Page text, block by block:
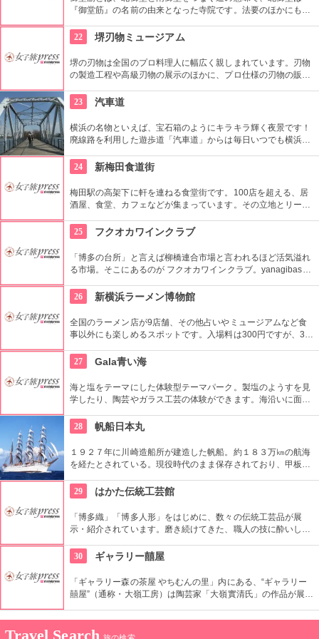
『御堂筋』の名前の由来となった寺院です。法要のほかにもさ
が集まります。夏は盆踊りが開催され、御堂筋に音頭が響きま
す。
22 堺刃物ミュージアム
堺の刃物は全国のプロ料理人に幅広く親しまれています。刃物
の製造工程や高級刃物の展示のほかに、プロ仕様の刃物の販売
入っている時期に行くと、「まずは道具から、形から」と、張
り切って買ってしまいそう。
23 汽車道
横浜の名物といえば、宝石箱のようにキラキラ輝く夜景です！
廃線路を利用した遊歩道「汽車道」からは毎日いつでも横浜な
るので、お気に入りのポイントでゆっくり過ごしてください！
24 新梅田食道街
梅田駅の高架下に軒を連ねる食堂街です。100店を超える、居
酒屋、食堂、カフェなどが集まっています。その立地とリーズ
気です。アクセス抜群なので、帰りの時間も気にせずハシゴし
てしまうかも！？
25 フクオカワインクラブ
「博多の台所」と言えば柳橋連合市場と言われるほど活気溢れ
る市場。そこにあるのが フクオカワインクラブ。yanagibashi
26
新横浜ラーメン博物館
全国のラーメン店が9店舗、その他占いやミュージアムなど食
事以外にも楽しめるスポットです。入場料は300円ですが、3か
ン好きにおすすめです。
27 Gala青い海
海と塩をテーマにした体験型テーマパーク。製塩のようすを見
学したり、陶芸やガラス工芸の体験ができます。海沿いに面し
設です。
28 帆船日本丸
１９２７年に川崎造船所が建造した帆船。約１８３万㎞の航海
を経たとされている。現役時代のまま保存されており、甲板や
２回の総帆展帆ではすべての帆を広げ、見もの。
29 はかた伝統工芸館
「博多織」「博多人形」をはじめに、数々の伝統工芸品が展
示・紹介されています。磨き続けてきた、職人の技に酔いしれ
ち寄れる散策スポットとなっています。
30 ギャラリー囍屋
「ギャラリー森の茶屋 やちむんの里」内にある、“ギャラリー
囍屋”（通称・大嶺工房）は陶芸家「大嶺實清氏」の作品が展示
えるのが「ペルシャブルー」という色を使用した器やコーヒー
カップです。そのカップや器で森林の景色を眺めながらティー
Travel Search